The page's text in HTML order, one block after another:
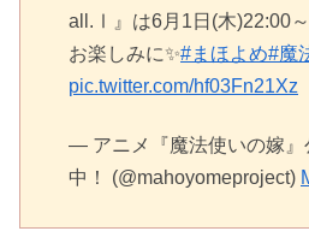
all.Ⅰ』は6月1日(木)22:00～
お楽しみに✨#まほよめ#魔
pic.twitter.com/hf03Fn21Xz
— アニメ『魔法使いの嫁』
中！ (@mahoyomeproject)